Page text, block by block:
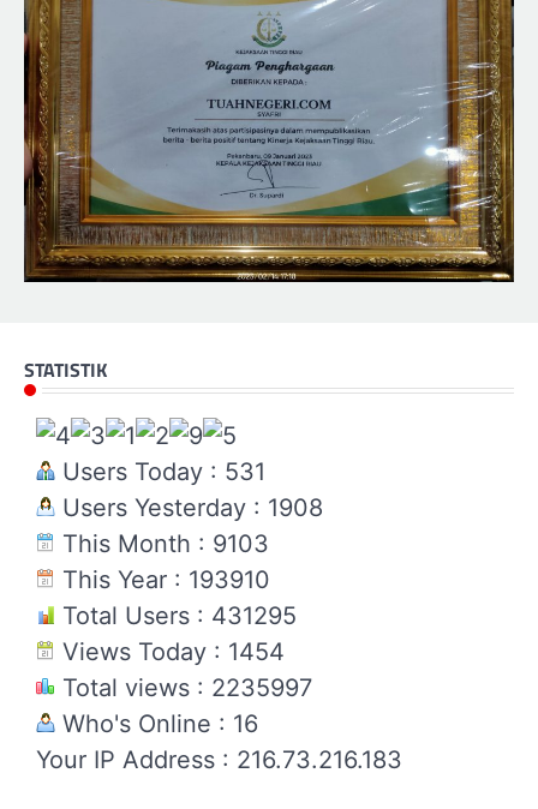
STATISTIK
Users Today : 531
Users Yesterday : 1908
This Month : 9103
This Year : 193910
Total Users : 431295
Views Today : 1454
Total views : 2235997
Who's Online : 16
Your IP Address : 216.73.216.183